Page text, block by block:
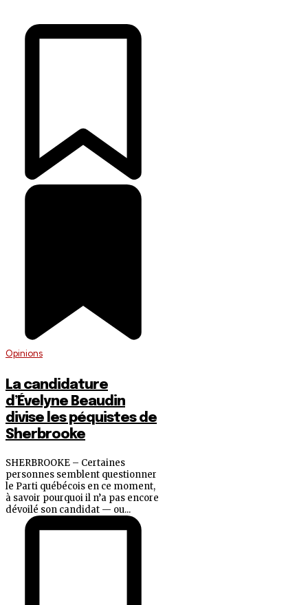
Opinions
La candidature
d’Évelyne Beaudin
divise les péquistes de
Sherbrooke
SHERBROOKE – Certaines
personnes semblent questionner
le Parti québécois en ce moment,
à savoir pourquoi il n’a pas encore
dévoilé son candidat — ou...